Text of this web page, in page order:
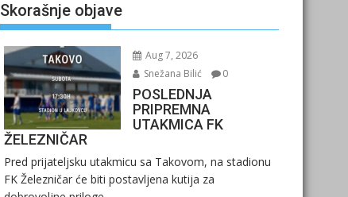
Skorašnje objave
Aug 7, 2026
Snežana Bilić
0
POSLEDNJA
PRIPREMNA
UTAKMICA FK
ŽELEZNIČAR
Pred prijateljsku utakmicu sa Takovom, na stadionu
FK Železničar će biti postavljena kutija za